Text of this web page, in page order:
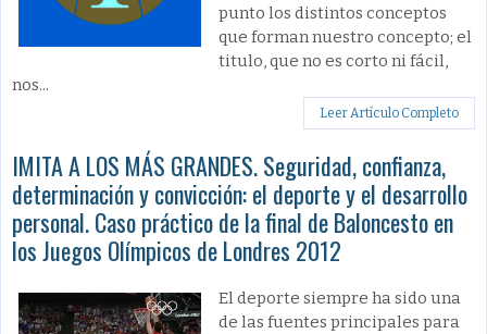
punto los distintos conceptos
que forman nuestro concepto; el
titulo, que no es corto ni fácil,
nos...
Leer Artículo Completo
IMITA A LOS MÁS GRANDES. Seguridad, confianza,
determinación y convicción: el deporte y el desarrollo
personal. Caso práctico de la final de Baloncesto en
los Juegos Olímpicos de Londres 2012
El deporte siempre ha sido una
de las fuentes principales para